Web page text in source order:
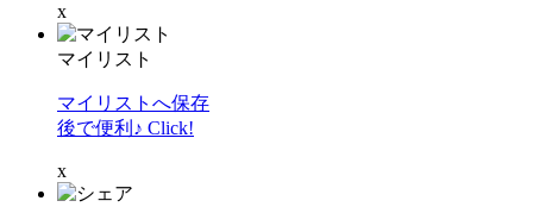
x
マイリスト
マイリストへ保存
後で便利♪ Click!
x